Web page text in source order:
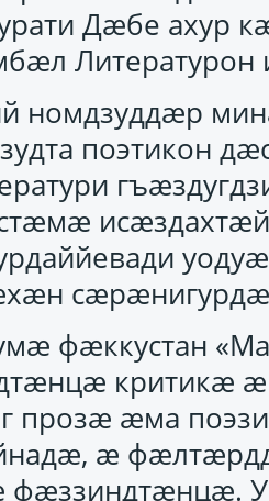
Дӕбе ахур
Литературон
номдзуддӕр
поэтикон
фӕккустан
критикӕ
прозӕ ӕма
ӕ